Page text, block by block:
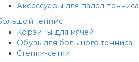
Аксессуары для падел-тенниса
теннис
Корзины для мячей
Обувь для большого тенниса
Стенки-сетки